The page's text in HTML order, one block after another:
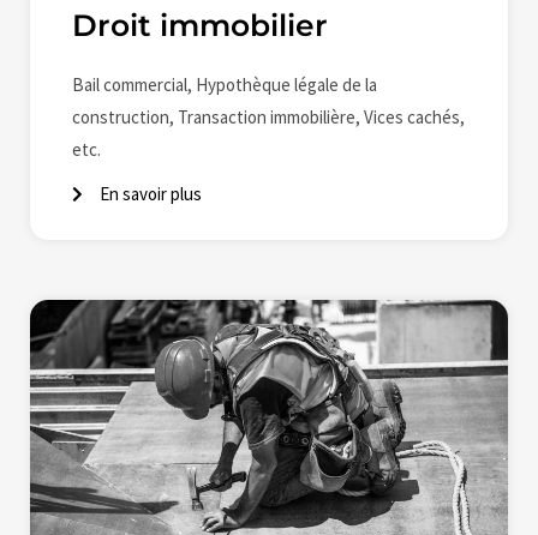
Droit immobilier
Bail commercial, Hypothèque légale de la
construction, Transaction immobilière, Vices cachés,
etc.
En savoir plus